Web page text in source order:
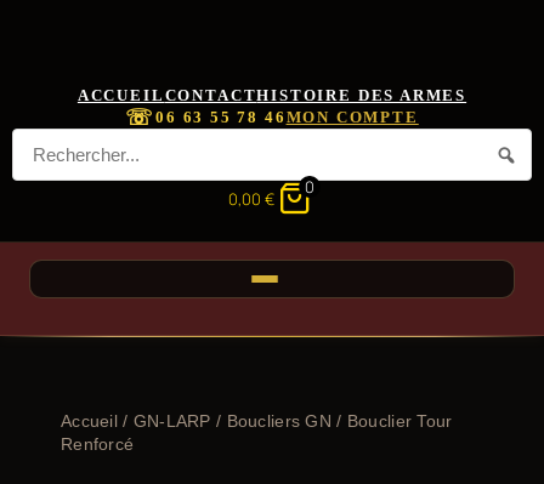
ACCUEIL CONTACTHISTOIRE DES ARMES
☏06 63 55 78 46 MON COMPTE
0,00 €
0
Accueil/ GN-LARP / Boucliers GN / Bouclier Tour
Renforcé